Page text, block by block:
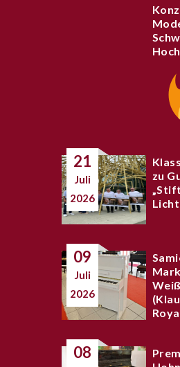
21
Juli
2026
zu
09
Juli
2026
08